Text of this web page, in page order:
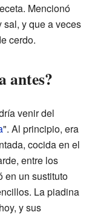
Mencionó
sal, y que a veces
cerdo.
antes?
venir del
". Al principio, era
cocida en el
entre los
en un sustituto
La piadina
y sus